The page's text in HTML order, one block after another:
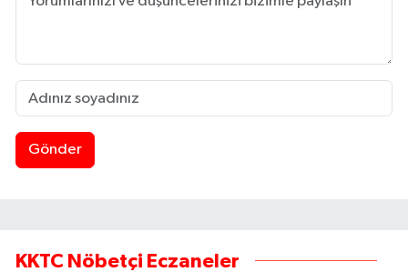
Gönder
KKTC Nöbetçi Eczaneler